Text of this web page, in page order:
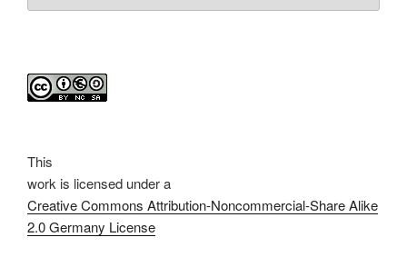
This
work is licensed under a
Creative Commons Attribution-Noncommercial-Share Alike
2.0 Germany License